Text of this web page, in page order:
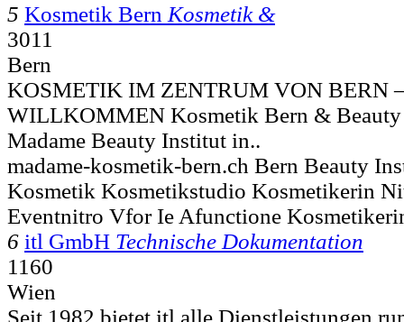
5 Kosmetik Bern Kosmetik &
3011
Bern
KOSMETIK IM ZENTRUM VON BERN
WILLKOMMEN Kosmetik Bern & Beauty
Madame Beauty Institut in..
madame-kosmetik-bern.ch Bern Beauty
Kosmetik Kosmetikstudio Kosmetikerin
Eventnitro Vfor Ie Afunctione
6 itl GmbH Technische Dokumentation
1160
Wien
Seit 1982 bietet itl alle Dienstleistungen